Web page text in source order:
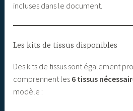
incluses dans le document.
Les kits de tissus disponibles
Des kits de tissus sont également
comprennent les 6 tissus
modèle :